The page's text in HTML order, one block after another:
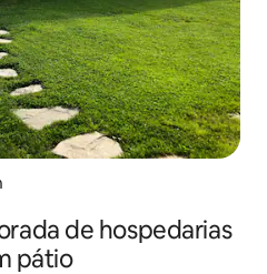
de hospedarias
pátio